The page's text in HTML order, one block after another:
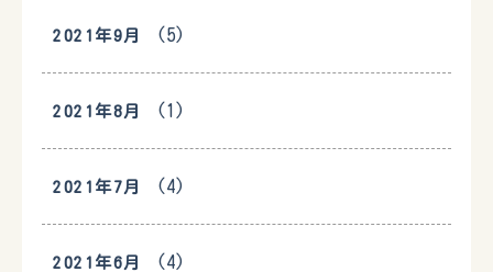
2021年9月 (5)
2021年8月 (1)
2021年7月 (4)
2021年6月 (4)